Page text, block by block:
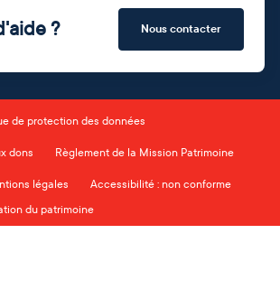
? Nous contacter
de protection des données
dons Règlement de la Mission Patrimoine
légales
Accessibilité : non conforme
du patrimoine